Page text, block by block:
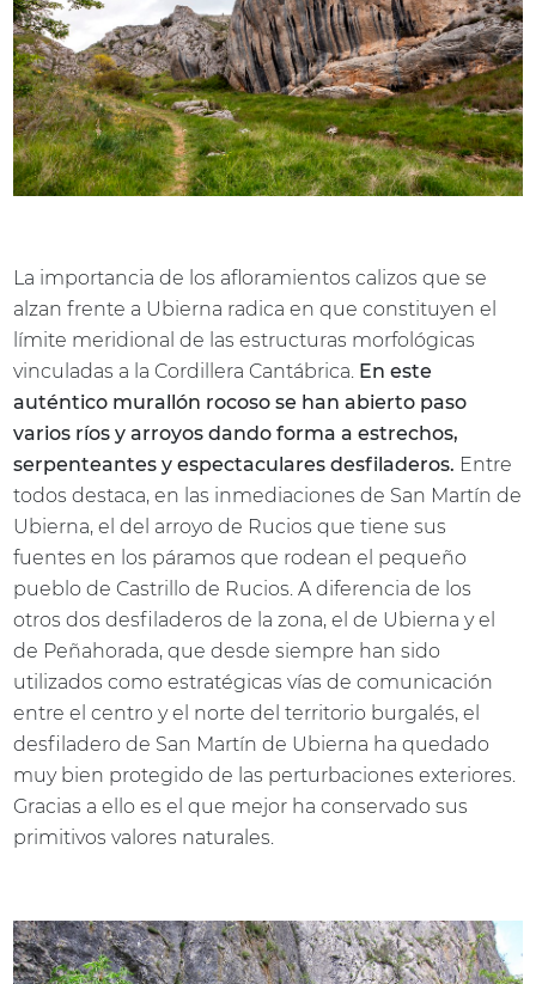
La importancia de los afloramientos calizos que se
alzan frente a Ubierna radica en que constituyen el
límite meridional de las estructuras morfológicas
vinculadas a la Cordillera Cantábrica. En este
auténtico murallón rocoso se han abierto paso
varios ríos y arroyos dando forma a estrechos,
serpenteantes y espectaculares desfiladeros. Entre
todos destaca, en las inmediaciones de San Martín de
Ubierna, el del arroyo de Rucios que tiene sus
fuentes en los páramos que rodean el pequeño
pueblo de Castrillo de Rucios. A diferencia de los
otros dos desfiladeros de la zona, el de Ubierna y el
de Peñahorada, que desde siempre han sido
utilizados como estratégicas vías de comunicación
entre el centro y el norte del territorio burgalés, el
desfiladero de San Martín de Ubierna ha quedado
muy bien protegido de las perturbaciones exteriores.
Gracias a ello es el que mejor ha conservado sus
primitivos valores naturales.